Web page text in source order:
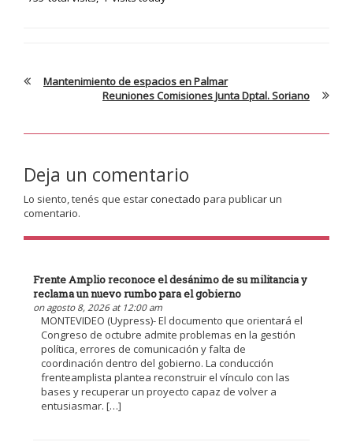
Mantenimiento de espacios en Palmar
Reuniones Comisiones Junta Dptal. Soriano
Deja un comentario
Lo siento, tenés que estarconectado para publicar un
comentario.
Frente Amplio reconoce el desánimo de su militancia y
reclama un nuevo rumbo para el gobierno
on agosto 8, 2026 at 12:00 am
MONTEVIDEO (Uypress)- El documento que orientará el
Congreso de octubre admite problemas en la gestión
política, errores de comunicación y falta de
coordinación dentro del gobierno. La conducción
frenteamplista plantea reconstruir el vínculo con las
bases y recuperar un proyecto capaz de volver a
entusiasmar. […]